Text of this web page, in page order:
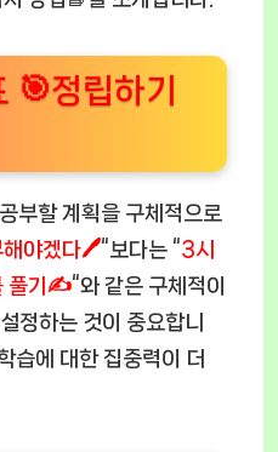
🎯정립하기
부할 계획을 구체적으로
해야겠다🖊“보다는 “3시
풀기✍️“와 같은 구체적이
정하는 것이 중요합니
습에 대한 집중력이 더